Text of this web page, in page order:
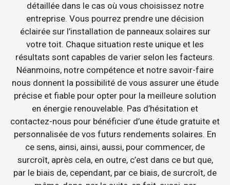
détaillée dans le cas où vous choisissez notre
entreprise. Vous pourrez prendre une décision
éclairée sur l’installation de panneaux solaires sur
votre toit. Chaque situation reste unique et les
résultats sont capables de varier selon les facteurs.
Néanmoins, notre compétence et notre savoir-faire
nous donnent la possibilité de vous assurer une étude
précise et fiable pour opter pour la meilleure solution
en énergie renouvelable. Pas d’hésitation et
contactez-nous pour bénéficier d’une étude gratuite et
personnalisée de vos futurs rendements solaires. En
ce sens, ainsi, ainsi, aussi, pour commencer, de
surcroît, après cela, en outre, c’est dans ce but que,
par le biais de, cependant, par ce biais, de surcroît, de